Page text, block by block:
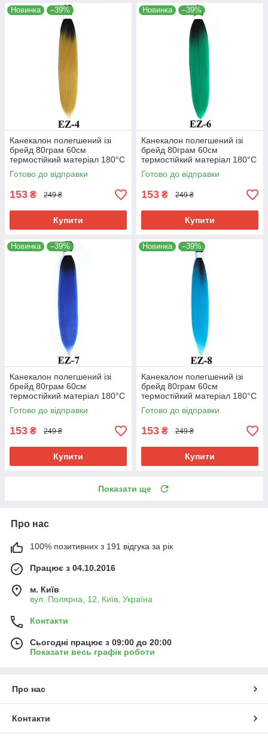
Новинка –39%
Канекалон полегшений ізі
брейд 80грам 60см
термостійкий матеріал 180°C
EZ-4 хвіст омбре Easy Braid
Готово до відправки
153 ₴ 249 ₴
Купити
Новинка –39%
Канекалон полегшений ізі
брейд 80грам 60см
термостійкий матеріал 180°C
EZ-6 хвіст омбре Easy Braid
Готово до відправки
153 ₴ 249 ₴
Купити
Новинка –39%
Канекалон полегшений ізі
брейд 80грам 60см
термостійкий матеріал 180°C
EZ-7 хвіст омбре Easy Braid
Готово до відправки
153 ₴ 249 ₴
Купити
Новинка –39%
Канекалон полегшений ізі
брейд 80грам 60см
термостійкий матеріал 180°C
EZ-8 хвіст омбре Easy Braid
Готово до відправки
153 ₴ 249 ₴
Купити
Показати ще
Про нас
100% позитивних з 191 відгука за рік
Працює з 04.10.2016
м. Київ
вул. Полярна, 12, Київ, Україна
Контакти
Сьогодні працює з 09:00 до 20:00
Показати весь графік роботи
Про нас
Контакти